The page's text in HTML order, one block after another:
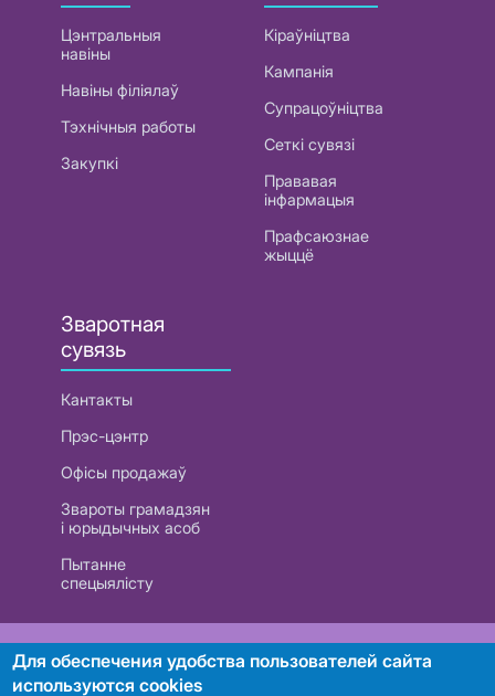
Цэнтральныя
навіны
Навіны філіялаў
Тэхнічныя работы
Закупкі
Кіраўніцтва
Кампанія
Супрацоўніцтва
Сеткі сувязі
Прававая
інфармацыя
Прафсаюзнае
жыццё
Зваротная
сувязь
Кантакты
Прэс-цэнтр
Офісы продажаў
Звароты грамадзян
і юрыдычных асоб
Пытанне
спецыялісту
РУП «Белтэлекам». УНП 101007741
Для обеспечения удобства пользователей сайта
используются cookies